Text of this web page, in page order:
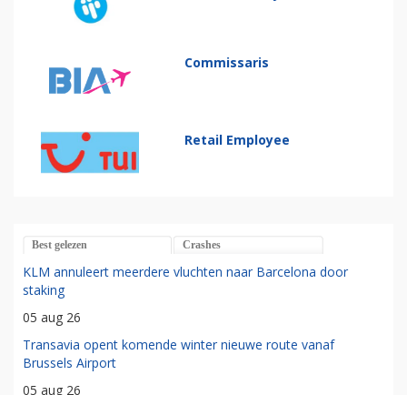
Commissaris
Retail Employee
Best gelezen Crashes
KLM annuleert meerdere vluchten naar Barcelona door
staking
05 aug 26
Transavia opent komende winter nieuwe route vanaf
Brussels Airport
05 aug 26